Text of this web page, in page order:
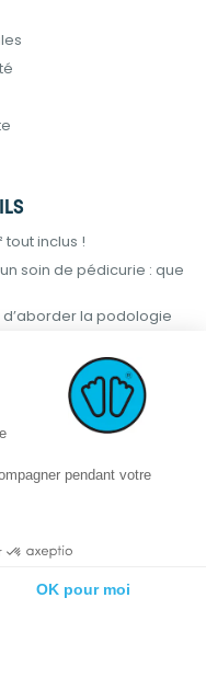
tout inclus !
soin de pédicurie : que
d’aborder la podologie
creation.com
pendant votre
OK pour moi